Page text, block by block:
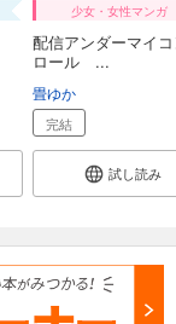
少女・女性マンガ
配信アンダーマイ
ロール ...
畳ゆか
完結
試し読み